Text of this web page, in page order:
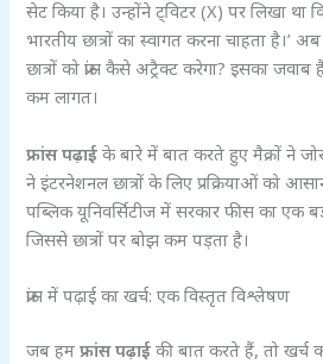
सेट किया है। उन्होंने ट्विटर (X) पर लिखा था
भारतीय छात्रों का स्वागत करना चाहता है।’
छात्रों को फ्रांस कैसे अट्रैक्ट करेगा? इसका
कम लागत।
फ्रांस पढ़ाई के बारे में बात करते हुए मैक्रों ने
ने इंटरनेशनल छात्रों के लिए प्रक्रियाओं को आसान
पब्लिक यूनिवर्सिटीज में सरकार फीस का एक
जिससे छात्रों पर बोझ कम पड़ता है।
फ्रांस में पढ़ाई का खर्च: एक विस्तृत विश्लेषण
जब हमफ्रांस पढ़ाई की बात करते हैं, तो खर्च